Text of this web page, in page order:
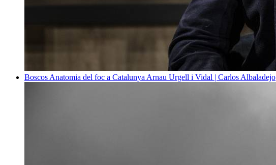
Boscos Anatomia del foc a Catalunya Arnau Urgell i Vidal | Carlos Albaladejo